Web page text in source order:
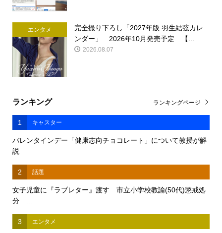
エンタメ
完全撮り下ろし「2027年版 羽生結弦カレ
ンダー」 2026年10月発売予定 【...
2026.08.07
ランキング
1 キャスター
バレンタインデー「健康志向チョコレート」について教授が解
説
2 話題
女子児童に『ラブレター』渡す 市立小学校教諭(50代)懲戒処
分 ...
3 エンタメ
ランキングページ